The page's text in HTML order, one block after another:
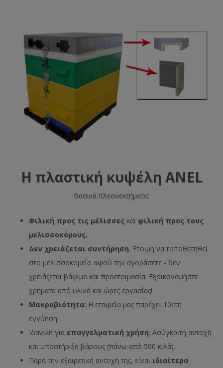
Η πλαστική κυψέλη ANEL
Βασικά πλεονεκτήματα:
Φιλική προς τις μέλισσες και φιλική προς τους
μελισσοκόμους.
Δεν χρειάζεται συντήρηση. Έτοιμη να τοποθετηθεί
στο μελισσοκομείο αφού την αγοράσετε - δεν
χρειάζεται βάψιμο και προετοιμασία. Εξοικονομήστε
χρήματα από υλικά και ώρες εργασίας!
Μακροβιότητα: Η εταιρεία μας παρέχει 10ετή
εγγύηση.
Ιδανική γιαεπαγγελματική χρήση: Ασύγκριτη αντοχή
και υποστήριξη βάρους (πάνω από 500 κιλά).
Παρά την εξαιρετική αντοχή της, είναι ιδιαίτερα